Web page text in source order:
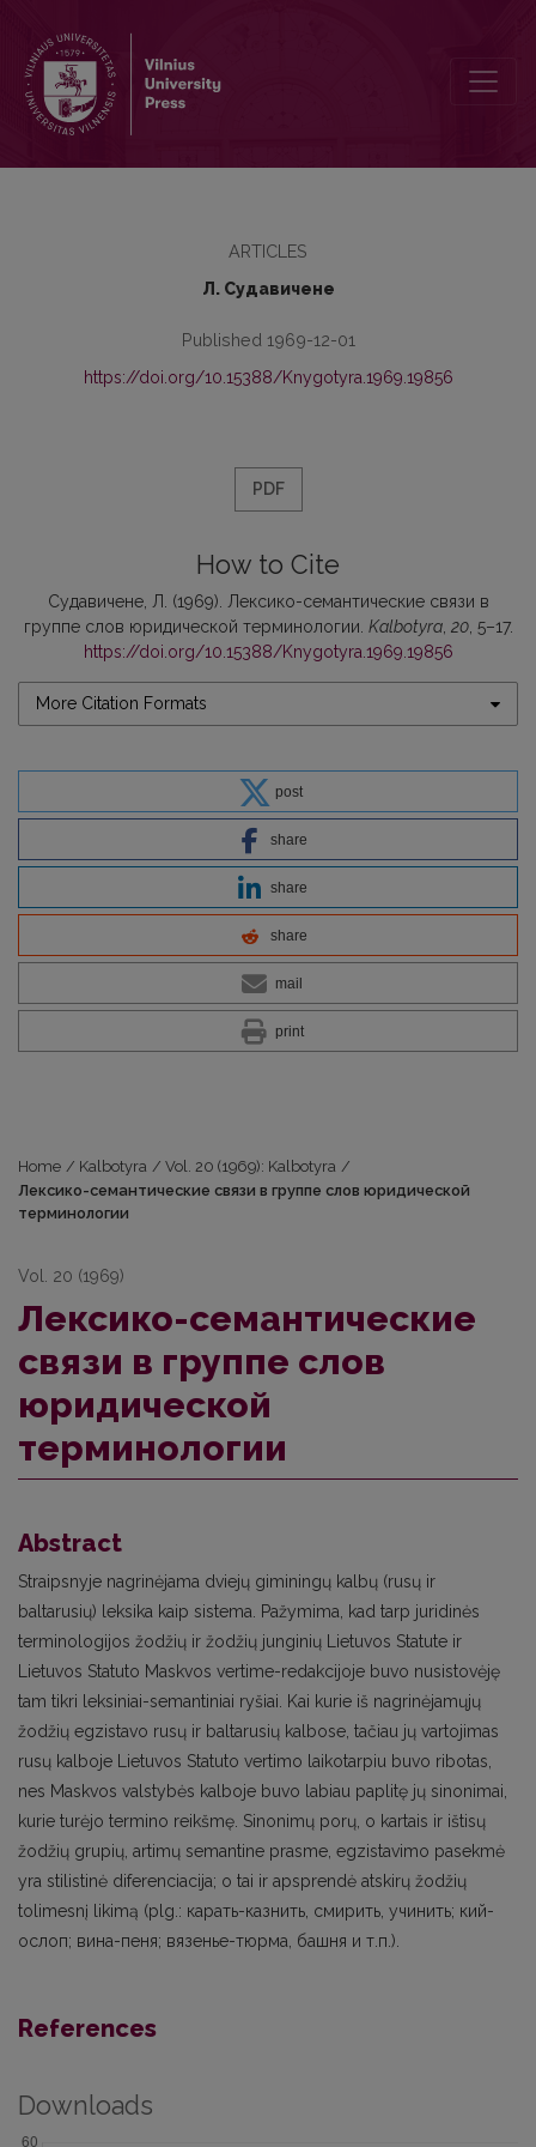
ARTICLES
Л. Судавичене
Published 1969-12-01
https://doi.org/10.15388/Knygotyra.1969.19856
PDF
How to Cite
Судавичене, Л. (1969). Лексико-семантические связи в
группе слов юридической терминологии. Kalbotyra, 20, 5–17.
https://doi.org/10.15388/Knygotyra.1969.19856
More Citation Formats
post
share
share
share
mail
print
Home / Kalbotyra / Vol. 20 (1969): Kalbotyra /
Лексико-семантические связи в группе слов юридической
терминологии
Vol. 20 (1969)
Лексико-семантические
связи в группе слов
юридической
терминологии
Abstract
Straipsnyje nagrinėjama dviejų giminingų kalbų (rusų ir
baltarusių) leksika kaip sistema. Pažymima, kad tarp juridinės
terminologijos žodžių ir žodžių junginių Lietuvos Statute ir
Lietuvos Statuto Maskvos vertime-redakcijoje buvo nusistovėję
tam tikri leksiniai-semantiniai ryšiai. Kai kurie iš nagrinėjamųjų
žodžių egzistavo rusų ir baltarusių kalbose, tačiau jų vartojimas
rusų kalboje Lietuvos Statuto vertimo laikotarpiu buvo ribotas,
nes Maskvos valstybės kalboje buvo labiau paplitę jų sinonimai,
kurie turėjo termino reikšmę. Sinonimų porų, o kartais ir ištisų
žodžių grupių, artimų semantine prasme, egzistavimo pasekmė
yra stilistinė diferenciacija; o tai ir apsprendė atskirų žodžių
tolimesnį likimą (plg.: карать-казнить, смирить, учинить; кий-
ослоп; вина-пеня; вязенье-тюрма, башня и т.п.).
References
Downloads